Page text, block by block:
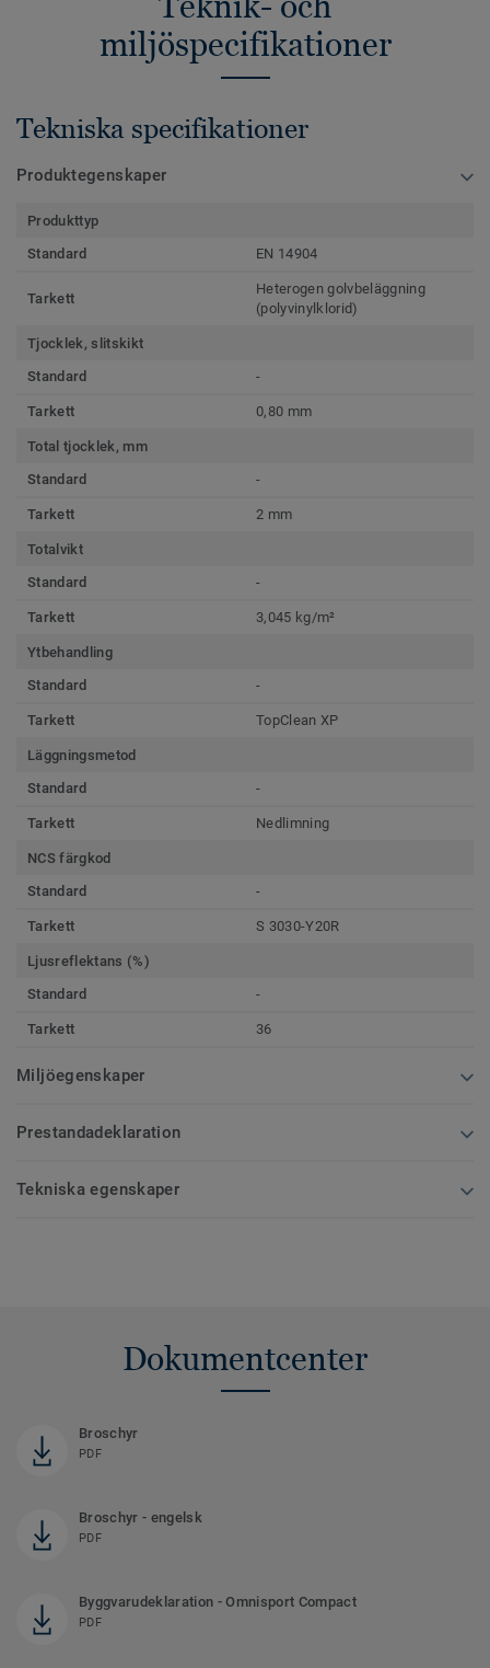
miljöspecifikationer
Tekniska specifikationer
Produktegenskaper
Produkttyp
Standard
EN 14904
Tarkett
Heterogen golvbeläggning
(polyvinylklorid)
Tjocklek, slitskikt
Standard
-
Tarkett 0,80 mm
Total tjocklek, mm
Standard
-
Tarkett 2 mm
Totalvikt
Standard
-
Tarkett 3,045 kg/m²
Ytbehandling
Standard
-
Tarkett TopClean XP
Läggningsmetod
Standard
-
Tarkett Nedlimning
NCS färgkod
Standard
-
Tarkett S 3030-Y20R
Ljusreflektans (%)
Standard
-
Tarkett 36
Miljöegenskaper
Prestandadeklaration
Tekniska egenskaper
Dokumentcenter
Broschyr
PDF
Broschyr - engelsk
PDF
Byggvarudeklaration - Omnisport Compact
PDF